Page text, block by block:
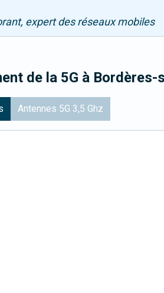
expert des réseaux mobiles
de la 5G à Bordères-
Antennes 5G 3,5 Ghz